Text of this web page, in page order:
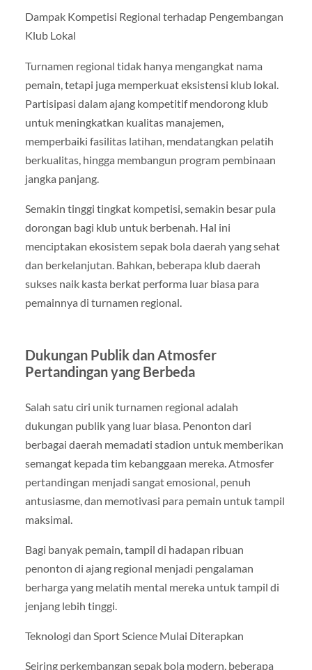
Dampak Kompetisi Regional terhadap Pengembangan
Klub Lokal
Turnamen regional tidak hanya mengangkat nama
pemain, tetapi juga memperkuat eksistensi klub lokal.
Partisipasi dalam ajang kompetitif mendorong klub
untuk meningkatkan kualitas manajemen,
memperbaiki fasilitas latihan, mendatangkan pelatih
berkualitas, hingga membangun program pembinaan
jangka panjang.
Semakin tinggi tingkat kompetisi, semakin besar pula
dorongan bagi klub untuk berbenah. Hal ini
menciptakan ekosistem sepak bola daerah yang sehat
dan berkelanjutan. Bahkan, beberapa klub daerah
sukses naik kasta berkat performa luar biasa para
pemainnya di turnamen regional.
Dukungan Publik dan Atmosfer
Pertandingan yang Berbeda
Salah satu ciri unik turnamen regional adalah
dukungan publik yang luar biasa. Penonton dari
berbagai daerah memadati stadion untuk memberikan
semangat kepada tim kebanggaan mereka. Atmosfer
pertandingan menjadi sangat emosional, penuh
antusiasme, dan memotivasi para pemain untuk tampil
maksimal.
Bagi banyak pemain, tampil di hadapan ribuan
penonton di ajang regional menjadi pengalaman
berharga yang melatih mental mereka untuk tampil di
jenjang lebih tinggi.
Teknologi dan Sport Science Mulai Diterapkan
Seiring perkembangan sepak bola modern, beberapa